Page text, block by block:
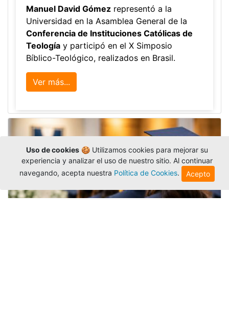
Manuel David Gómez representó a la
Universidad en la Asamblea General de la
Conferencia de Instituciones Católicas de
Teología y participó en el X Simposio
Bíblico-Teológico, realizados en Brasil.
Ver más...
Uso de cookies🍪 Utilizamos cookies para mejorar su
experiencia y analizar el uso de nuestro sitio. Al continuar
navegando, acepta nuestra Política de Cookies. Acepto